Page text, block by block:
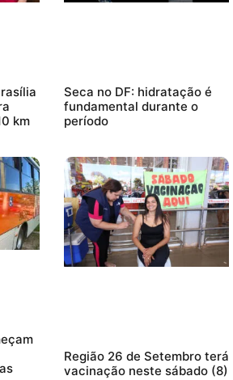
km
Seca no DF: hidratação é
fundamental durante o
período
Região 26 de Setembro terá
vacinação neste sábado (8)